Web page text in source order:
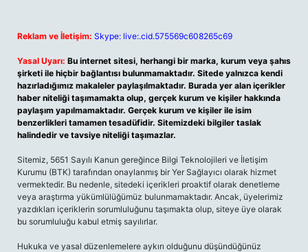
Reklam ve İletişim: Skype: live:.cid.575569c608265c69
Yasal Uyarı: Bu internet sitesi, herhangi bir marka, kurum veya şahıs
şirketi ile hiçbir bağlantısı bulunmamaktadır. Sitede yalnızca kendi
hazırladığımız makaleler paylaşılmaktadır. Burada yer alan içerikler
haber niteliği taşımamakta olup, gerçek kurum ve kişiler hakkında
paylaşım yapılmamaktadır. Gerçek kurum ve kişiler ile isim
benzerlikleri tamamen tesadüfidir. Sitemizdeki bilgiler taslak
halindedir ve tavsiye niteliği taşımazlar.
Sitemiz, 5651 Sayılı Kanun gereğince Bilgi Teknolojileri ve İletişim
Kurumu (BTK) tarafından onaylanmış bir Yer Sağlayıcı olarak hizmet
vermektedir. Bu nedenle, sitedeki içerikleri proaktif olarak denetleme
veya araştırma yükümlülüğümüz bulunmamaktadır. Ancak, üyelerimiz
yazdıkları içeriklerin sorumluluğunu taşımakta olup, siteye üye olarak
bu sorumluluğu kabul etmiş sayılırlar.
Hukuka ve yasal düzenlemelere aykırı olduğunu düşündüğünüz